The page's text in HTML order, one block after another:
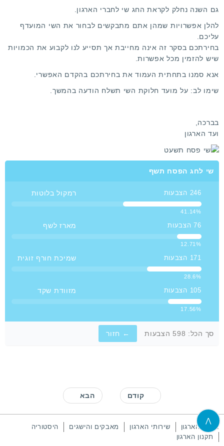
גם השנה נחלק לקראת החג שי לחברי הארגון.
להלן אפשרויות שמהן אתם מתבקשים לבחור את השי המועדף
עליכם.
בחירתכם בסקר זה אינה מחייבת אך תסייע לנו לקבוע את הכמויות
שיש להזמין מכל אפשרות.
אנא סמנו בתחתית העמוד את בחירתכם בהקדם האפשרי.
שימו לב: על מועד חלוקת השי תשלח הודעה בהמשך.
בברכה,
ועד הארגון
שי לחג הפסח תשף
246 הצבעות רמקול בלוטות
41.14%
76 הצבעות מארז לשף
12.71%
171 הצבעות שמיכת חורף זוגית
28.6%
105 הצבעות מזוודת שקד
17.56%
← חזור סך הכל: 598 הצבעות
קודם הבא
אודות הארגון שירותי הארגון מאבקים והישגים
היסטוריה
תקנון הארגון
⋀